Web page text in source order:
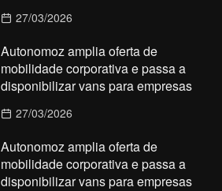
27/03/2026
Autonomoz amplia oferta de
mobilidade corporativa e passa a
disponibilizar vans para empresas
27/03/2026
Autonomoz amplia oferta de
mobilidade corporativa e passa a
disponibilizar vans para empresas